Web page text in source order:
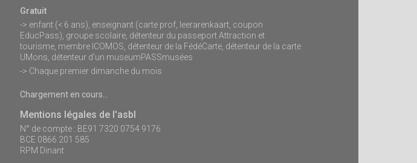
Gratuit
-> enfant (< 6 ans), enseignant (carte prof, leerarenkaart, coupon
EducPass), groupe scolaire, détenteur du passeport Attraction et
tourisme, membre ICOMOS, détenteur de la FédéCarte, détenteur de la carte
UMons, détenteur d'un museumPASSmusées
-> Chaque premier dimanche du mois
Chargement en cours...
Mentions légales de l'asbl
N° de compte : BE91 7320 0754 9176
BCE 0866 201 585
RPM Dinant